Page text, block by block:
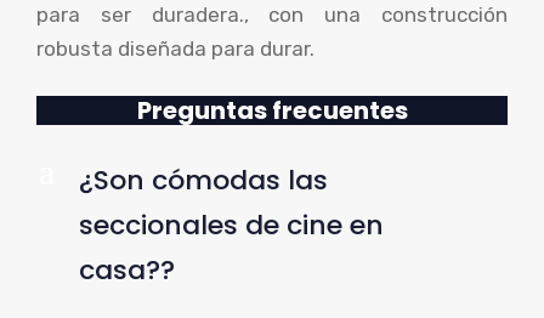
para ser duradera., con una construcción
robusta diseñada para durar.
Preguntas frecuentes
¿Son cómodas las
seccionales de cine en
casa??